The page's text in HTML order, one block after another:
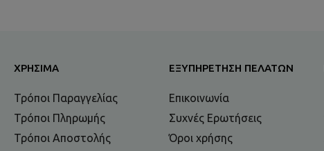
ΧΡΉΣΙΜΑ
Τρόποι Παραγγελίας
Τρόποι Πληρωμής
Τρόποι Αποστολής
ΕΞΥΠΗΡΈΤΗΣΗ ΠΕΛΑΤΏΝ
Επικοινωνία
Συχνές Ερωτήσεις
Όροι χρήσης